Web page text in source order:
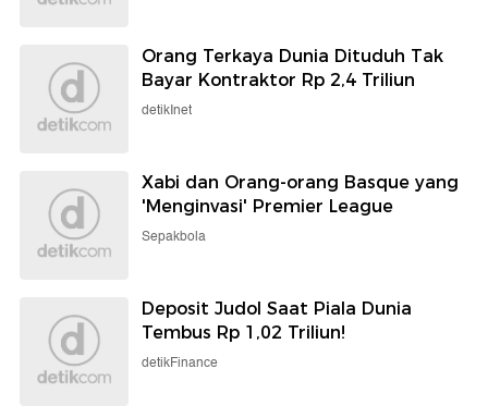
Orang Terkaya Dunia Dituduh Tak
Bayar Kontraktor Rp 2,4 Triliun
detikInet
Xabi dan Orang-orang Basque yang
'Menginvasi' Premier League
Sepakbola
Deposit Judol Saat Piala Dunia
Tembus Rp 1,02 Triliun!
detikFinance